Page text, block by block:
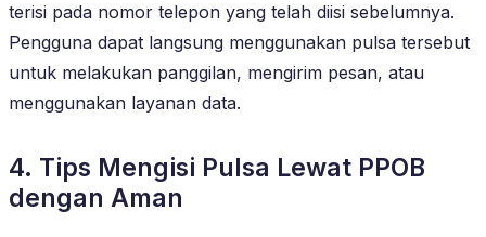
terisi pada nomor telepon yang telah diisi sebelumnya.
Pengguna dapat langsung menggunakan pulsa tersebut
untuk melakukan panggilan, mengirim pesan, atau
menggunakan layanan data.
4. Tips Mengisi Pulsa Lewat PPOB
dengan Aman